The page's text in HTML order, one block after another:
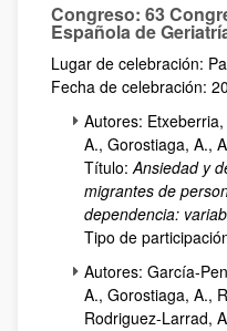
Congreso: 63
Española de
Lugar de celebración:
Fecha de celebración:
Autores:
A., Gorostiaga, A.,
Título:Ansiedad y
migrantes de
dependencia:
Tipo de
Autores: García-
A., Gorostiaga, A.,
Rodriguez-Larrad,